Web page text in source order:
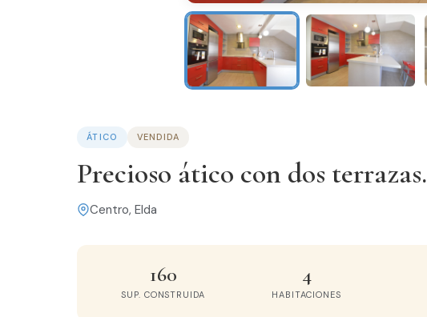
ÁTICO VENDIDA
Precioso ático con dos terrazas.
Centro, Elda
160
SUP. CONSTRUIDA
4
HABITACIONES